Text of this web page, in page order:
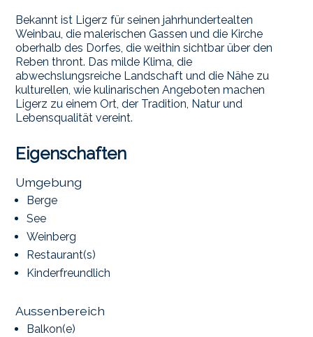
Bekannt ist Ligerz für seinen jahrhundertealten
Weinbau, die malerischen Gassen und die Kirche
oberhalb des Dorfes, die weithin sichtbar über den
Reben thront. Das milde Klima, die
abwechslungsreiche Landschaft und die Nähe zu
kulturellen, wie kulinarischen Angeboten machen
Ligerz zu einem Ort, der Tradition, Natur und
Lebensqualität vereint.
Eigenschaften
Umgebung
Berge
See
Weinberg
Restaurant(s)
Kinderfreundlich
Aussenbereich
Balkon(e)